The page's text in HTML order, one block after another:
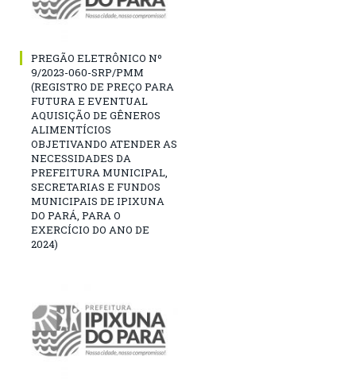
PREGÃO ELETRÔNICO Nº
9/2023-060-SRP/PMM
(REGISTRO DE PREÇO PARA
FUTURA E EVENTUAL
AQUISIÇÃO DE GÊNEROS
ALIMENTÍCIOS
OBJETIVANDO ATENDER AS
NECESSIDADES DA
PREFEITURA MUNICIPAL,
SECRETARIAS E FUNDOS
MUNICIPAIS DE IPIXUNA
DO PARÁ, PARA O
EXERCÍCIO DO ANO DE
2024)